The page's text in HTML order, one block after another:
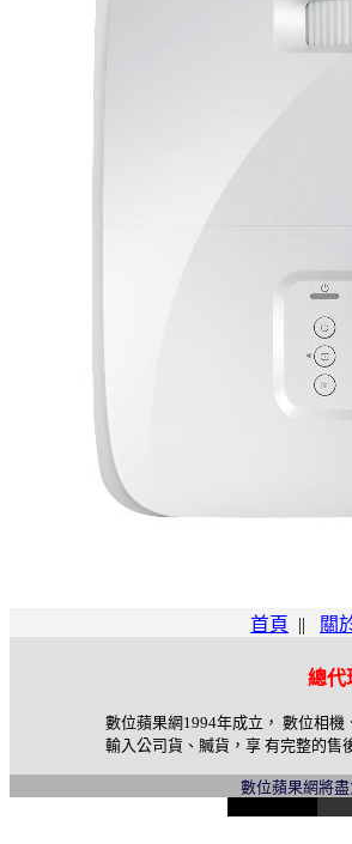
首頁 || 關
總代
數位蘋果網1994年成立， 數位相
輸入公司貨、贓貨，享 有完整的售
數位蘋果網將